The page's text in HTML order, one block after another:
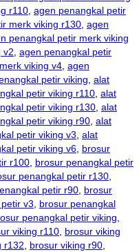
r110, agen penangkal petir
merk viking r130, agen
penangkal petir merk viking
v2, agen penangkal petir
viking v4, agen
petir viking, alat
petir viking r110, alat
petir viking r130, alat
petir viking r90, alat
petir viking v3, alat
petir viking v6, brosur
r100, brosur penangkal petir
penangkal petir r130,
petir r90, brosur
v3, brosur penangkal
penangkal petir viking,
viking r110, brosur viking
r132, brosur viking r90,